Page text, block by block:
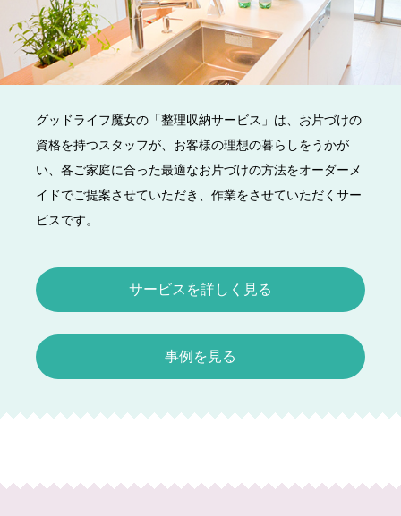
グッドライフ魔女の「整理収納サービス」は、お片づけの
資格を持つスタッフが、お客様の理想の暮らしをうかが
い、各ご家庭に合った最適なお片づけの方法をオーダーメ
イドでご提案させていただき、作業をさせていただくサー
ビスです。
サービスを詳しく見る
事例を見る